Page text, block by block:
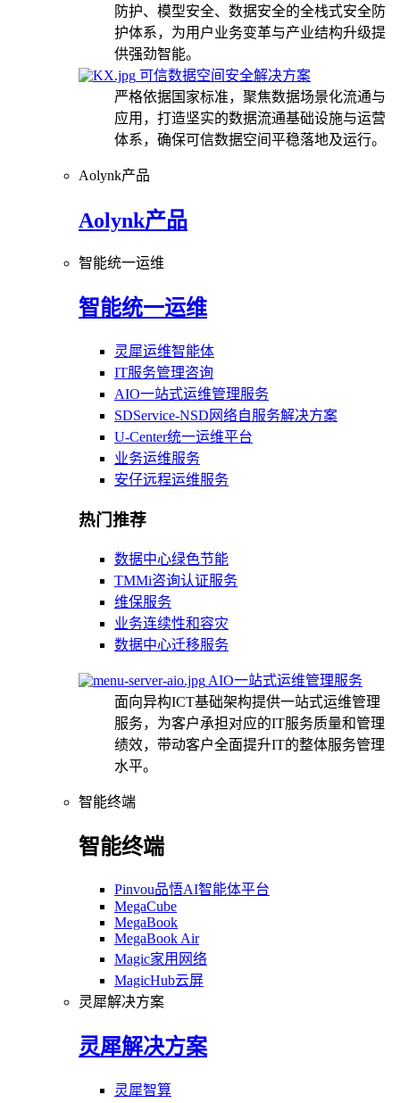
防护、模型安全、数据安全的全栈式安全防
护体系，为用户业务变革与产业结构升级提
供强劲智能。
可信数据空间安全解决方案
严格依据国家标准，聚焦数据场景化流通与
应用，打造坚实的数据流通基础设施与运营
体系，确保可信数据空间平稳落地及运行。
Aolynk产品
Aolynk产品
智能统一运维
智能统一运维
灵犀运维智能体
IT服务管理咨询
AIO一站式运维管理服务
SDService-NSD网络自服务解决方案
U-Center统一运维平台
业务运维服务
安仔远程运维服务
热门推荐
数据中心绿色节能
TMMi咨询认证服务
维保服务
业务连续性和容灾
数据中心迁移服务
AIO一站式运维管理服务
面向异构ICT基础架构提供一站式运维管理
服务，为客户承担对应的IT服务质量和管理
绩效，带动客户全面提升IT的整体服务管理
水平。
智能终端
智能终端
Pinvou品悟AI智能体平台
MegaCube
MegaBook
MegaBook Air
Magic家用网络
MagicHub云屏
灵犀解决方案
灵犀解决方案
灵犀智算